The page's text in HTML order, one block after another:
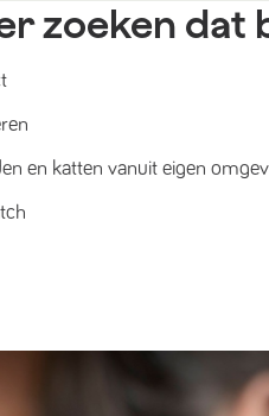
zoeken dat
en katten vanuit eigen